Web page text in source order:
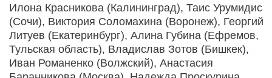
Илона Красникова (Калининград), Таис Урумидис
(Сочи), Виктория Соломахина (Воронеж), Георгий
Литуев (Екатеринбург), Алина Губина (Ефремов,
Тульская область), Владислав Зотов (Бишкек),
Иван Романенко (Волжский), Анастасия